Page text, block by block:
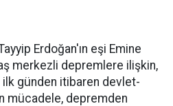
Erdoğan'ın eşi Emine
merkezli depremlere ilişkin,
ilk günden itibaren devlet-
mücadele, depremden